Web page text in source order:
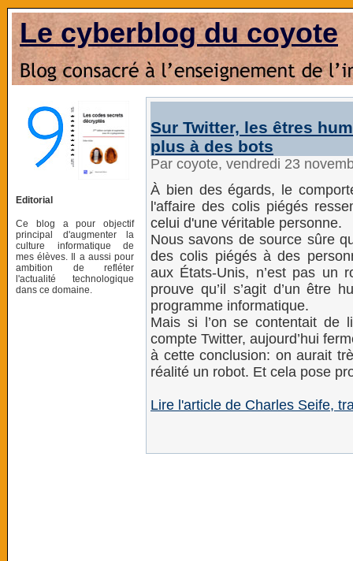
Le cyberblog du coyote
Editorial
Ce blog a pour objectif
principal d'augmenter la
culture informatique de
mes élèves. Il a aussi pour
ambition de refléter
l'actualité technologique
dans ce domaine.
Sur Twitter, les êtres
plus à des bots
Par coyote, vendredi 23
À bien des égards, le
l'affaire des colis piégés
celui d'une véritable personne.
Nous savons de source sûre
des colis piégés à des
aux États-Unis, n’est pas un
prouve qu’il s’agit d’un être
programme informatique.
Mais si l’on se contentait de
compte Twitter, aujourd’hui
à cette conclusion: on aurait
réalité un robot. Et cela pose
Lire l'article de Charles Seife,